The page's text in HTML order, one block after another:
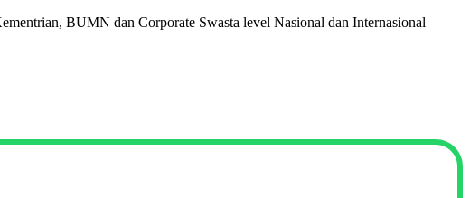
BUMN dan Corporate Swasta level Nasional dan Internasional